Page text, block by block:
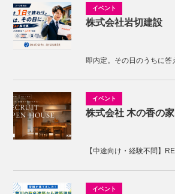
株式会社岩切建設
株式会社 木の香の家